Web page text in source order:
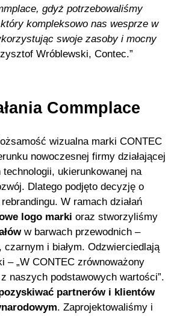
gdyż potrzebowaliśmy
kompleksowo nas wesprze w
swoje zasoby i mocny
Wróblewski, Contec.”
Commplace
wizualna marki CONTEC
nowoczesnej firmy działającej
ukierunkowanej na
Dlatego podjęto decyzję o
W ramach działań
logo marki oraz stworzyliśmy
w barwach przewodnich –
czarnym i białym. Odzwierciedlają
– „W CONTEC zrównoważony
naszych podstawowych wartości”.
partnerów i klientów
. Zaprojektowaliśmy i